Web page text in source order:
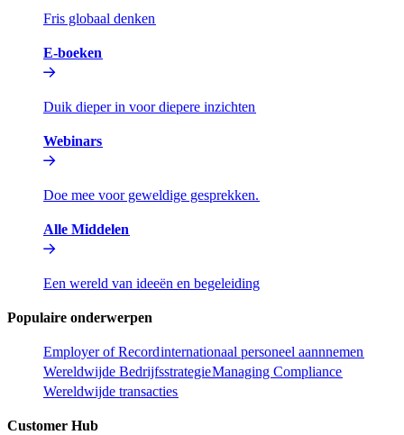
Fris globaal denken​​
E-boeken​​
Duik dieper in voor diepere inzichten​​
Webinars​​
Doe mee voor geweldige gesprekken.​​
Alle Middelen​​
Een wereld van ideeën en begeleiding​​
Populaire onderwerpen​​
Employer of Record​​internationaal personeel aannnemen​​
Wereldwijde Bedrijfsstrategie​​Managing Compliance​​
Wereldwijde transacties​​
Customer Hub​​